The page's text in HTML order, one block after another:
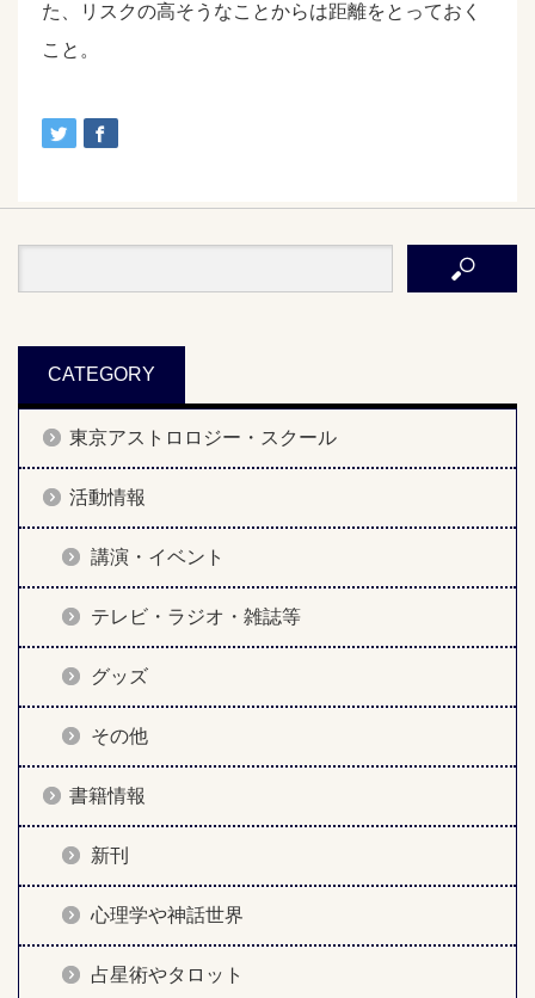
た、リスクの高そうなことからは距離をとっておく
こと。
CATEGORY
東京アストロロジー・スクール
活動情報
講演・イベント
テレビ・ラジオ・雑誌等
グッズ
その他
書籍情報
新刊
心理学や神話世界
占星術やタロット